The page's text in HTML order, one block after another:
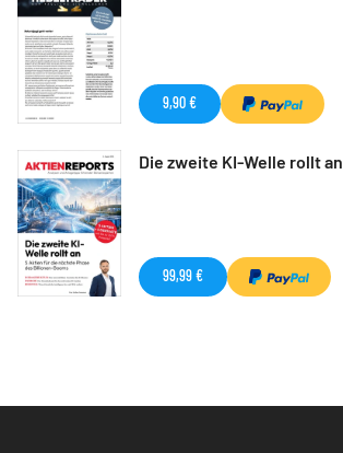
9,90 €
Die zweite KI-Welle rollt an
99,99 €